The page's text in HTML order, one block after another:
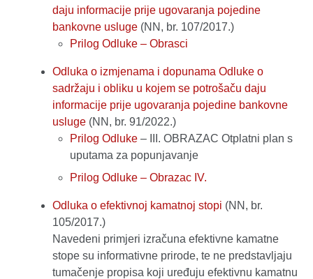
daju informacije prije ugovaranja pojedine
bankovne usluge (NN, br. 107/2017.)
Prilog Odluke – Obrasci
Odluka o izmjenama i dopunama Odluke o
sadržaju i obliku u kojem se potrošaču daju
informacije prije ugovaranja pojedine bankovne
usluge (NN, br. 91/2022.)
Prilog Odluke – III. OBRAZAC Otplatni plan s
uputama za popunjavanje
Prilog Odluke – Obrazac IV.
Odluka o efektivnoj kamatnoj stopi (NN, br.
105/2017.)
Navedeni primjeri izračuna efektivne kamatne
stope su informativne prirode, te ne predstavljaju
tumačenje propisa koji uređuju efektivnu kamatnu